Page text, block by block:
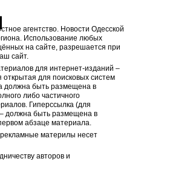
агентство. Новости Одесской
Использование любых
на сайте, разрешается при
сайт.
для интернет-изданий –
для поисковых систем
должна быть размещена в
либо частичного
Гиперссылка (для
должна быть размещена в
абзаце материала.
рекламные материлы несет
авторов и